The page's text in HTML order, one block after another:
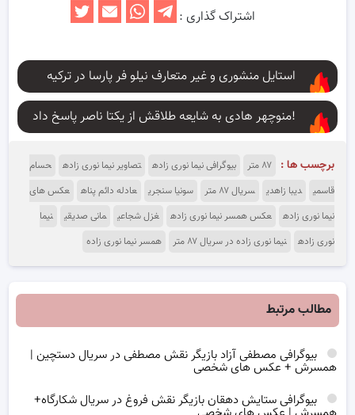
اشتراک گذاری :
استایل منشوری و غیر متعارف نیلو فر پارسا در ترکیه
منوچهر هادی به شایعه طلاقش از یکتا ناصر پاسخ داد!
برچسب ها : ۸۷ متر بیوگرافی نیما نوری زاده تصاویر نیما نوری زاده
حسام
قاسمی
دیبا زاهدی سریال ۸۷ متر سونیا سنجری عادله دائم پناه
عکس های
نیما نوری زاده
عکس همسر نیما نوری زاده غزل شجاعی مانی صدیقی
نیما
نوری زاده
نیما نوری زاده در سریال ۸۷ متر همسر نیما نوری زاده
مطالب مرتبط
بیوگرافی مصطفی آزاد بازیگر نقش مصطفی در سریال دستچین |
همسرش + عکس های شخصی
بیوگرافی ستایش دهقان بازیگر نقش فروغ در سریال شکارگاه+